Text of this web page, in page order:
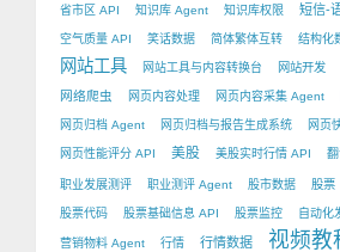
省市区 API 知识库 Agent 知识库权限 短信-
空气质量 API 笑话数据 简体繁体互转 结构化
网站工具 网站工具与内容转换台 网站开发
网络爬虫
网页内容处理 网页内容采集 Agent
网页归档 Agent 网页归档与报告生成系统 网页
网页性能评分 API 美股 美股实时行情 API
职业发展测评 职业测评 Agent 股市数据 股票
股票代码 股票基础信息 API 股票监控 自动化
营销物料 Agent 行情 行情数据 视频教